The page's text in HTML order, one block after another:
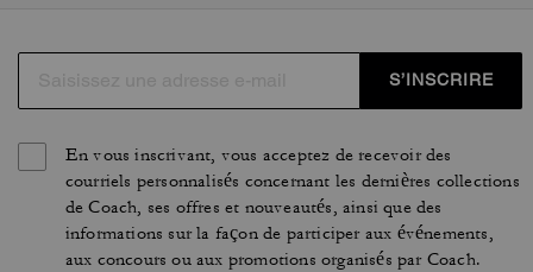
S’INSCRIRE
En vous inscrivant, vous acceptez de recevoir des
courriels personnalisés concernant les dernières collections
de Coach, ses offres et nouveautés, ainsi que des
informations sur la façon de participer aux événements,
aux concours ou aux promotions organisés par Coach.